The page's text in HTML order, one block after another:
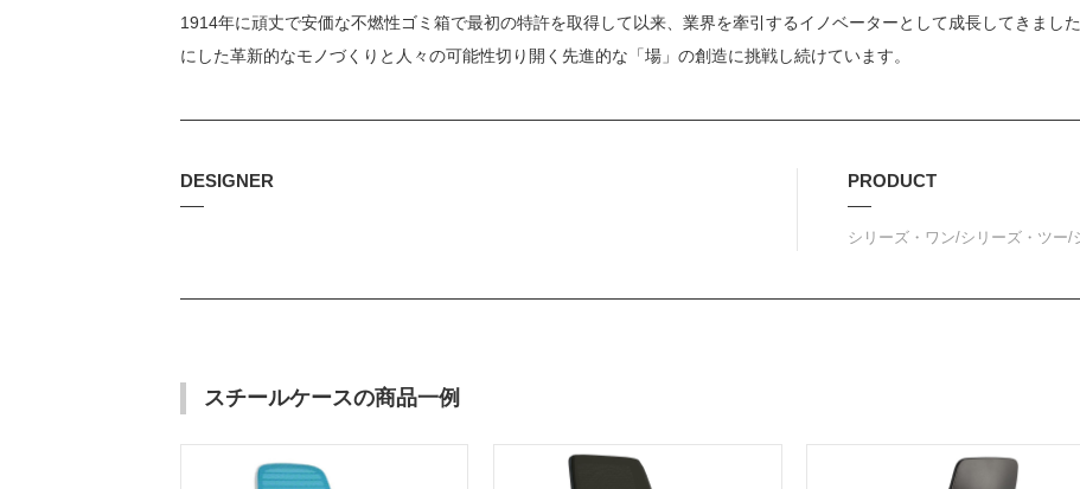
1914年に頑丈で安価な不燃性ゴミ箱で最初の特許を取得して以来、業界を牽引するイノベーターとして成長してきまし
にした革新的なモノづくりと人々の可能性切り開く先進的な「場」の創造に挑戦し続けています。
DESIGNER PRODUCT
シリーズ・ワン/シリーズ・ツー
スチールケースの商品一例